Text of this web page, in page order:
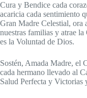
Cura y Bendice cada
acaricia cada sentimiento
Gran Madre Celestial, ora
nuestras familias y atrae
es la Voluntad de Dios.
Sostén, Amada Madre, el
cada hermano llevado al
Salud Perfecta y Victorias